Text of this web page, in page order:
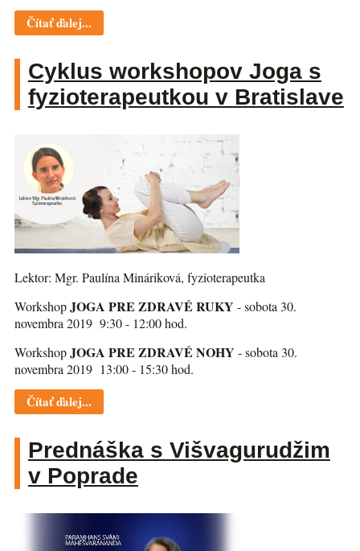
Čítať ďalej...
Cyklus workshopov Joga s
fyzioterapeutkou v Bratislave
Lektor: Mgr. Paulína Mináriková, fyzioterapeutka
WorkshopJOGA PRE ZDRAVÉ RUKY - sobota 30.
novembra 2019 9:30 - 12:00 hod.
WorkshopJOGA PRE ZDRAVÉ NOHY - sobota 30.
novembra 2019 13:00 - 15:30 hod.
Čítať ďalej...
Prednáška s Višvagurudžim
v Poprade